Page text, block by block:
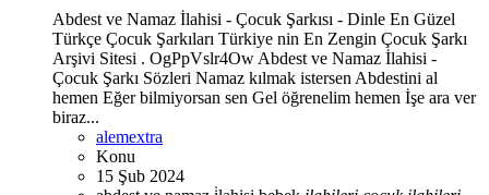
Abdest ve Namaz İlahisi - Çocuk Şarkısı - Dinle En Güzel
Türkçe Çocuk Şarkıları Türkiye nin En Zengin Çocuk Şarkı
Arşivi Sitesi . OgPpVslr4Ow Abdest ve Namaz İlahisi -
Çocuk Şarkı Sözleri Namaz kılmak istersen Abdestini al
hemen Eğer bilmiyorsan sen Gel öğrenelim hemen İşe ara ver
biraz...
alemextra
Konu
15 Şub 2024